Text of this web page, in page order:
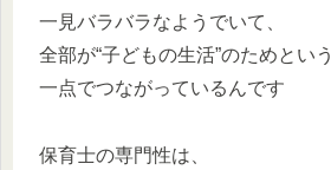
一見バラバラなようでいて、
全部が“子どもの生活”のためという
一点でつながっているんです
保育士の専門性は、